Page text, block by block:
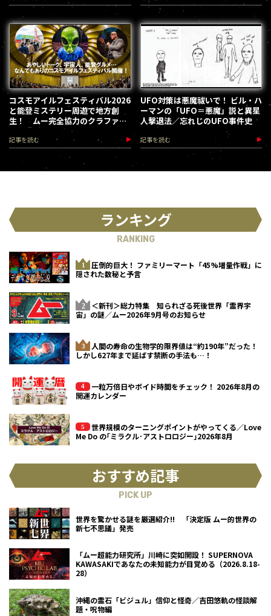
コスモアイルフェスティバル2026
と能登ミステリー周遊で地方創
生！ ムー完全協力のクラファン
第３弾が始動
記事を読む
UFO対策は悪魔祓いで！ ビル・ハ
ーマンの「UFO＝悪魔」説と異星
人撃退法／忘れじのUFO事件史
記事を読む
ランキング
RANKING
圧倒的巨大！ ファミリーマート「45%増量作戦」に
隠された数秘と予言
＜新刊＞総力特集 知られざる死後世界「霊界宇
宙」の謎／ムー2026年9月号のお知らせ
人間の寿命の生物学的限界値は“約190年”だった！
しかし627年まで延ばす禁断の手法も…！
一粒万倍日やボイド時間をチェック！ 2026年8月の
開運カレンダー
世界規模のターニングポイントがやってくる／Love
Me Do の｢ミラクル･アストロロジー｣2026年8月
おすすめ記事
PICK UP
世界を驚かせる謎を厳選紹介!! 「決定版 ムー的世界の
新七不思議」発売
「ムー超能力研究所」川崎に突如開設！ SUPERNOVA
KAWASAKIであなたの未知能力が目覚める（2026.8.18-
28）
沖縄の霊石「ビジュル」信仰と怪奇／吉田悠軌の怪談解
題・呪物編